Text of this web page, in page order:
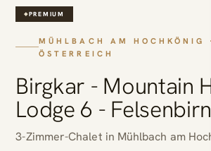
PREMIUM
MÜHLBACH AM HOCHKÖNIG
ÖSTERREICH
Birgkar - Mountain
Lodge 6 -
3-Zimmer-Chalet in Mühlbach am